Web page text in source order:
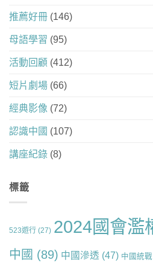
推薦好冊 (146)
母語學習 (95)
活動回顧 (412)
短片劇場 (66)
經典影像 (72)
認識中國 (107)
講座紀錄 (8)
標籤
523遊行 (27) 2024國會濫
中國 (89) 中國滲透 (47) 中國統戰